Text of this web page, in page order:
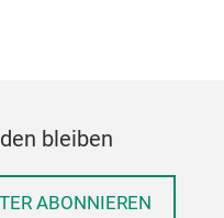
bleiben
ABONNIEREN